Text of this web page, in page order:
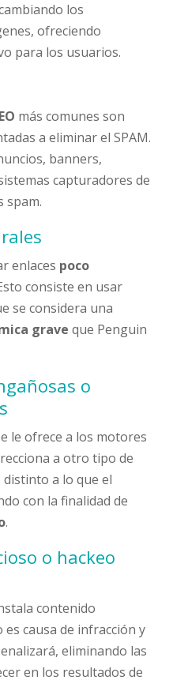
los
ofreciendo
para los usuarios.
más comunes son
a eliminar el SPAM.
banners,
capturadores de
spam.
enlaces poco
consiste en usar
se considera una
grave que Penguin
o
le ofrece a los motores
a otro tipo de
a lo que el
con la finalidad de
.
o hackeo
contenido
causa de infracción y
eliminando las
en los resultados de